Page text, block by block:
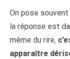
On pose
la réponse est
même du rire,
apparaître